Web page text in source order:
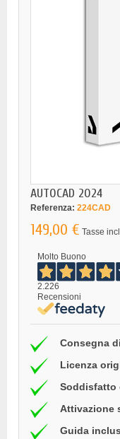
AUTOCAD 2024
Referenza: 224CAD
149,00 € Tasse
Molto Buono
2.226
Recensioni
Consegna
Licenza
Soddisfatto
Attivazione
Guida